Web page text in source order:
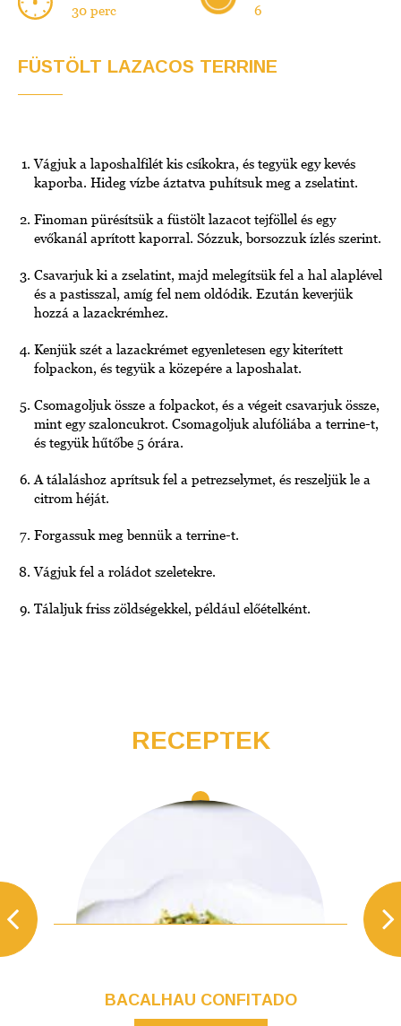
30 perc
6
FÜSTÖLT LAZACOS TERRINE
Vágjuk a laposhalfilét kis csíkokra, és tegyük egy kevés
kaporba. Hideg vízbe áztatva puhítsuk meg a zselatint.
Finoman pürésítsük a füstölt lazacot tejföllel és egy
evőkanál aprított kaporral. Sózzuk, borsozzuk ízlés szerint.
Csavarjuk ki a zselatint, majd melegítsük fel a hal alaplével
és a pastisszal, amíg fel nem oldódik. Ezután keverjük
hozzá a lazackrémhez.
Kenjük szét a lazackrémet egyenletesen egy kiterített
folpackon, és tegyük a közepére a laposhalat.
Csomagoljuk össze a folpackot, és a végeit csavarjuk össze,
mint egy szaloncukrot. Csomagoljuk alufóliába a terrine-t,
és tegyük hűtőbe 5 órára.
A tálaláshoz aprítsuk fel a petrezselymet, és reszeljük le a
citrom héját.
Forgassuk meg bennük a terrine-t.
Vágjuk fel a roládot szeletekre.
Tálaljuk friss zöldségekkel, például előételként.
RECEPTEK
BACALHAU CONFITADO